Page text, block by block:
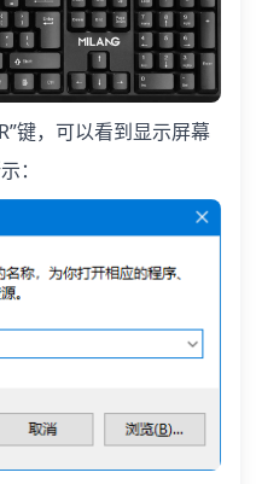
键，可以看到显示屏幕
：